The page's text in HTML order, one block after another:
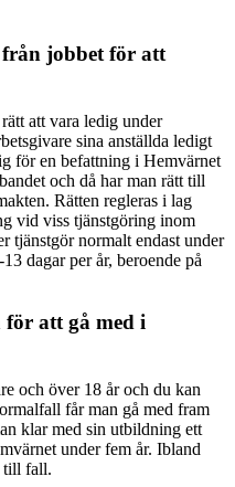
jobbet för att
att vara ledig under
sina anställda ledigt
för en befattning i Hemvärnet
och då har man rätt till
Rätten regleras i lag
vid viss tjänstgöring inom
tjänstgör normalt endast under
dagar per år, beroende på
att gå med i
och över 18 år och du kan
får man gå med fram
klar med sin utbildning ett
under fem år. Ibland
till fall.